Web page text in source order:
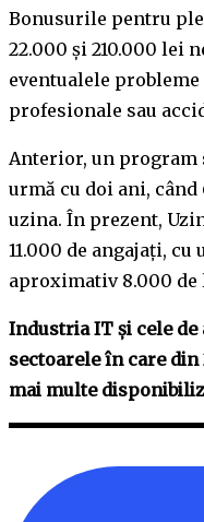
Bonusurile pentru
22.000 și 210.000 lei
eventualele
profesionale sau
Anterior, un
urmă cu doi ani,
uzina. În prezent,
11.000 de angajați,
aproximativ 8.000 de
Industria IT și cele
sectoarele în care din
mai multe